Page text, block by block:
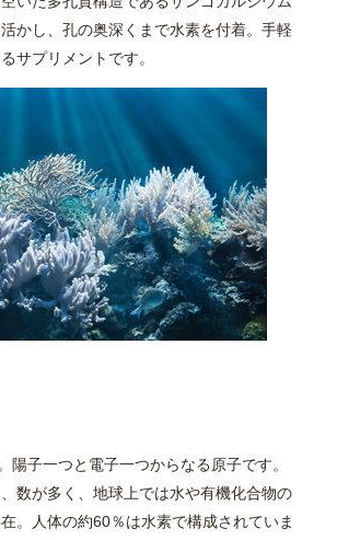
、マイページからは変更できないた
わせフォーム」より、住所変更をご依
しておりますが、システムの都合上、ポ
用できるのは、定期便以外のご注文時と
かし、孔の奥深くまで水素を付着。手軽
サプリメントです。
陽子一つと電子一つからなる原子です。
数が多く、地球上では水や有機化合物の
。人体の約60％は水素で構成されていま